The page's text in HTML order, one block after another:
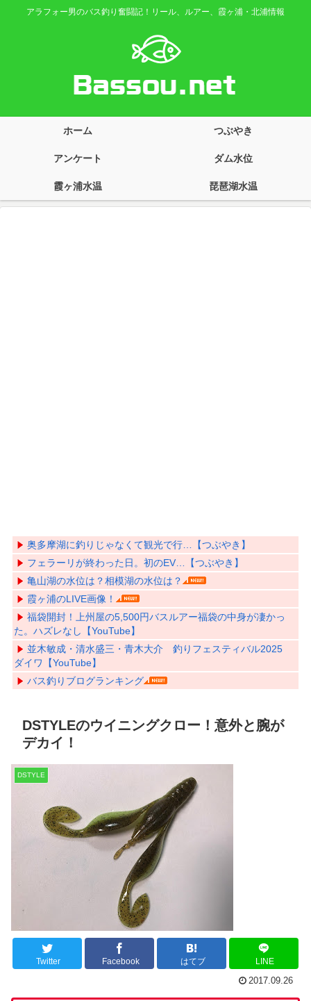
アラフォー男のバス釣り奮闘記！リール、ルアー、霞ヶ浦・北浦情報
ホーム つぶやき
アンケート ダム水位
霞ヶ浦水温 琵琶湖水温
奥多摩湖に釣りじゃなくて観光で行…【つぶやき】
フェラーリが終わった日。初のEV…【つぶやき】
亀山湖の水位は？相模湖の水位は？
霞ヶ浦のLIVE画像！
福袋開封！上州屋の5,500円バスルアー福袋の中身が凄かっ
た。ハズレなし【YouTube】
並木敏成・清水盛三・青木大介 釣りフェスティバル2025
ダイワ【YouTube】
バス釣りブログランキング
DSTYLEのウイニングクロー！意外と腕が
デカイ！
DSTYLE
Twitter Facebook はてブ LINE
2017.09.26